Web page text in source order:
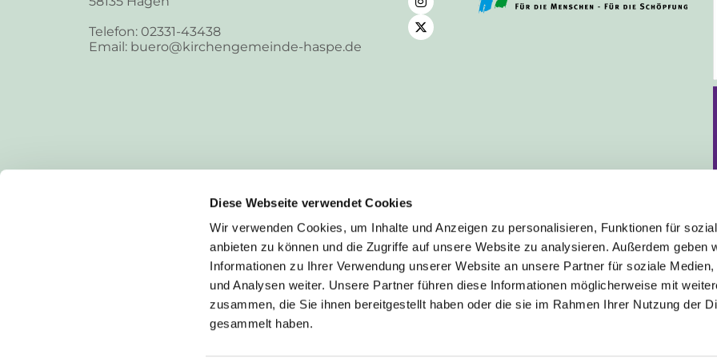
Diese Webseite verwendet Cookies
Wir verwenden Cookies, um Inhalte und Anzeigen zu personalisieren, Funktionen für
anbieten zu können und die Zugriffe auf unsere Website zu analysieren. Außerdem geben
Informationen zu Ihrer Verwendung unserer Website an unsere Partner für soziale Medien,
und Analysen weiter. Unsere Partner führen diese Informationen möglicherweise mit
zusammen, die Sie ihnen bereitgestellt haben oder die sie im Rahmen Ihrer Nutzung der
gesammelt haben.
Telefon: 02331-43438
Email: buero@kirchengemeinde-haspe.de
Deutsch
Impressum ChurchDesk-